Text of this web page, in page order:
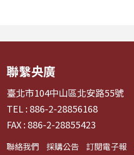
啦啦隊...
聯繫央廣
臺北市104中山區北安路55號
TEL : 886-2-28856168
FAX : 886-2-28855423
聯絡我們 採購公告 訂閱電子報